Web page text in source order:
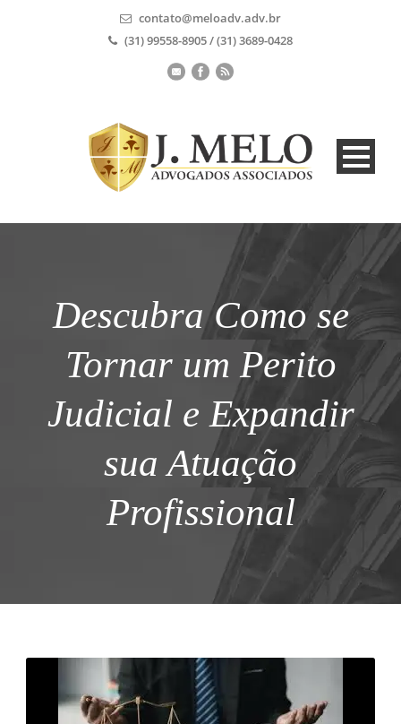
contato@meloadv.adv.br
(31) 99558-8905 / (31) 3689-0428
Descubra Como se
Tornar um Perito
Judicial e Expandir
sua Atuação
Profissional